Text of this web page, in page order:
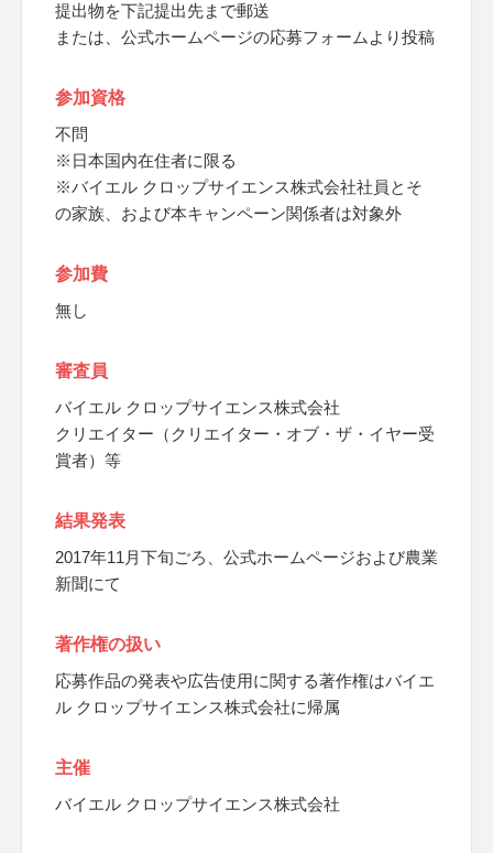
提出物を下記提出先まで郵送
または、公式ホームページの応募フォームより投稿
参加資格
不問
※日本国内在住者に限る
※バイエル クロップサイエンス株式会社社員とそ
の家族、および本キャンペーン関係者は対象外
参加費
無し
審査員
バイエル クロップサイエンス株式会社
クリエイター（クリエイター・オブ・ザ・イヤー受
賞者）等
結果発表
2017年11月下旬ごろ、公式ホームページおよび農業
新聞にて
著作権の扱い
応募作品の発表や広告使用に関する著作権はバイエ
ル クロップサイエンス株式会社に帰属
主催
バイエル クロップサイエンス株式会社